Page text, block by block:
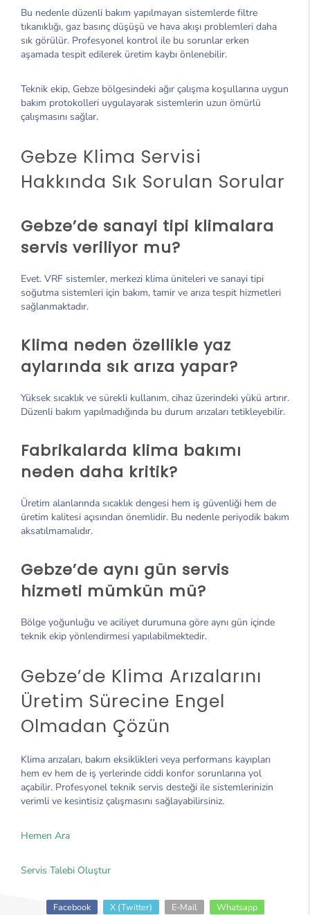
Bu nedenle düzenli bakım yapılmayan sistemlerde filtre
tıkanıklığı, gaz basınç düşüşü ve hava akışı problemleri daha
sık görülür. Profesyonel kontrol ile bu sorunlar erken
aşamada tespit edilerek üretim kaybı önlenebilir.
Teknik ekip, Gebze bölgesindeki ağır çalışma koşullarına uygun
bakım protokolleri uygulayarak sistemlerin uzun ömürlü
çalışmasını sağlar.
Gebze Klima Servisi
Hakkında Sık Sorulan Sorular
Gebze’de sanayi tipi klimalara
servis veriliyor mu?
Evet. VRF sistemler, merkezi klima üniteleri ve sanayi tipi
soğutma sistemleri için bakım, tamir ve arıza tespit hizmetleri
sağlanmaktadır.
Klima neden özellikle yaz
aylarında sık arıza yapar?
Yüksek sıcaklık ve sürekli kullanım, cihaz üzerindeki yükü artırır.
Düzenli bakım yapılmadığında bu durum arızaları tetikleyebilir.
Fabrikalarda klima bakımı
neden daha kritik?
Üretim alanlarında sıcaklık dengesi hem iş güvenliği hem de
üretim kalitesi açısından önemlidir. Bu nedenle periyodik bakım
aksatılmamalıdır.
Gebze’de aynı gün servis
hizmeti mümkün mü?
Bölge yoğunluğu ve aciliyet durumuna göre aynı gün içinde
teknik ekip yönlendirmesi yapılabilmektedir.
Gebze’de Klima Arızalarını
Üretim Sürecine Engel
Olmadan Çözün
Klima arızaları, bakım eksiklikleri veya performans kayıpları
hem ev hem de iş yerlerinde ciddi konfor sorunlarına yol
açabilir. Profesyonel teknik servis desteği ile sistemlerinizin
verimli ve kesintisiz çalışmasını sağlayabilirsiniz.
Hemen Ara
Servis Talebi Oluştur
Facebook X (Twitter) E-Mail Whatsapp